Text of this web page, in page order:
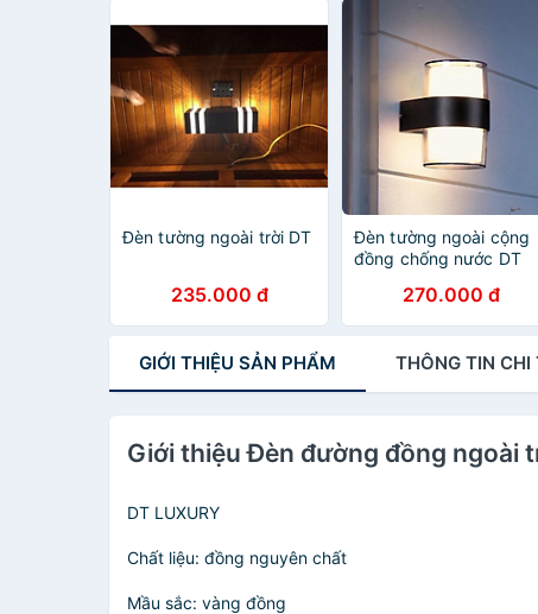
Đèn tường ngoài trời DT
235.000 đ
Đèn tường ngoài cộng
đồng chống nước DT
270.000 đ
GIỚI THIỆU SẢN PHẨM THÔNG TIN CHI
Giới thiệu Đèn đường đồng ngoài
DT LUXURY
Chất liệu: đồng nguyên chất
Mầu sắc: vàng đồng